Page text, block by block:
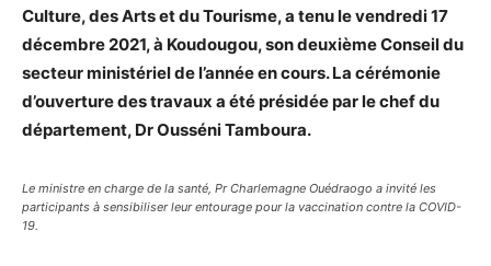
Culture, des Arts et du Tourisme, a tenu le vendredi 17
décembre 2021, à Koudougou, son deuxième Conseil du
secteur ministériel de l’année en cours. La cérémonie
d’ouverture des travaux a été présidée par le chef du
département, Dr Ousséni Tamboura.
Le ministre en charge de la santé, Pr Charlemagne Ouédraogo a invité les
participants à sensibiliser leur entourage pour la vaccination contre la COVID-
19.